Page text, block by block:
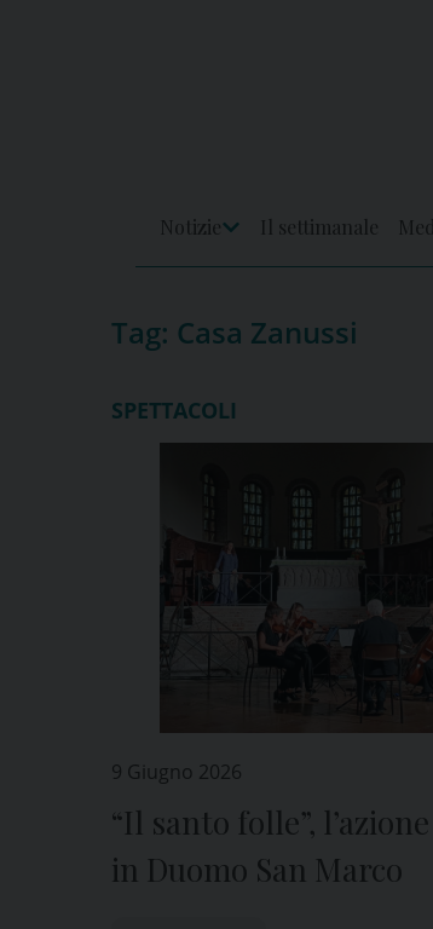
Notizie
Il settimanale
Tag: Casa Zanussi
SPETTACOLI
9 Giugno 2026
“Il santo folle”,
in Duomo San Marco